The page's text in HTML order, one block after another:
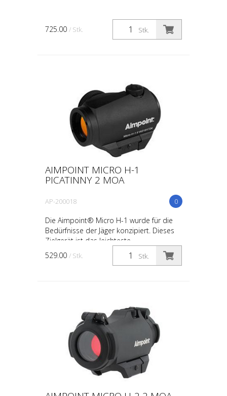
Stk.
725.00 / Stk.
AIMPOINT MICRO H-1
PICATINNY 2 MOA
0
AP-200018
Die Aimpoint® Micro H-1 wurde für die
Bedürfnisse der Jäger konzipiert. Dieses
Zielgerät ist das leichteste
Rotpunktvisiere, welches noch robust
genug ist, um dem Namen A...Stk.
529.00 / Stk.